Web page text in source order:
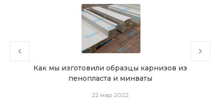
Как мы изготовили образцы карнизов из
пенопласта и минваты
22 мар 2022